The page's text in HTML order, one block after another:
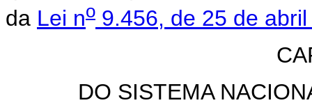
da Lei no 9.456, de 25 de
DO SISTEMA